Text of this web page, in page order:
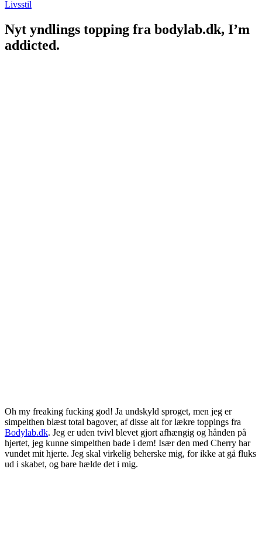
Livsstil
Nyt yndlings topping fra bodylab.dk, I’m
addicted.
Oh my freaking fucking god! Ja undskyld sproget, men jeg er
simpelthen blæst total bagover, af disse alt for lækre toppings fra
Bodylab.dk. Jeg er uden tvivl blevet gjort afhængig og hånden på
hjertet, jeg kunne simpelthen bade i dem! Især den med Cherry har
vundet mit hjerte. Jeg skal virkelig beherske mig, for ikke at gå fluks
ud i skabet, og bare hælde det i mig.